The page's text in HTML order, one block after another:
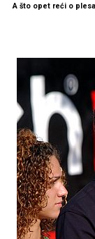
A što opet reći o